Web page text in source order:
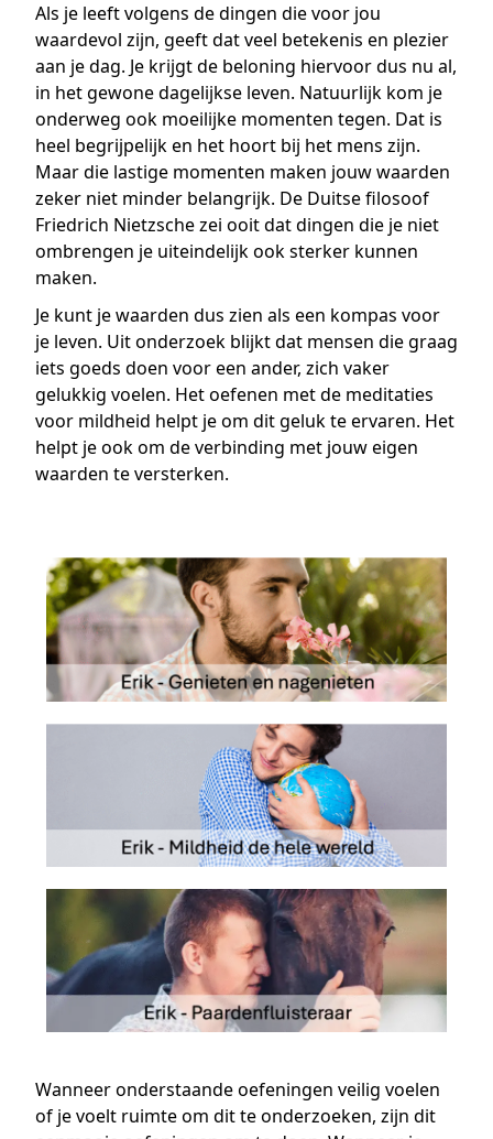
Als je leeft volgens de dingen die voor jou
waardevol zijn, geeft dat veel betekenis en plezier
aan je dag. Je krijgt de beloning hiervoor dus nu al,
in het gewone dagelijkse leven. Natuurlijk kom je
onderweg ook moeilijke momenten tegen. Dat is
heel begrijpelijk en het hoort bij het mens zijn.
Maar die lastige momenten maken jouw waarden
zeker niet minder belangrijk. De Duitse filosoof
Friedrich Nietzsche zei ooit dat dingen die je niet
ombrengen je uiteindelijk ook sterker kunnen
maken.
Je kunt je waarden dus zien als een kompas voor
je leven. Uit onderzoek blijkt dat mensen die graag
iets goeds doen voor een ander, zich vaker
gelukkig voelen. Het oefenen met de meditaties
voor mildheid helpt je om dit geluk te ervaren. Het
helpt je ook om de verbinding met jouw eigen
waarden te versterken.
Wanneer onderstaande oefeningen veilig voelen
of je voelt ruimte om dit te onderzoeken, zijn dit